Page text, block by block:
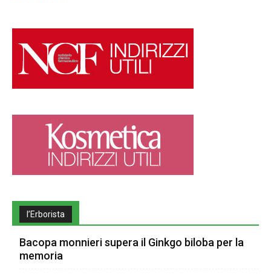
l’Erborista
Bacopa monnieri supera il Ginkgo biloba per la
memoria